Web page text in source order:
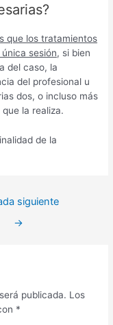
que los tratamientos
sesión, si bien
del caso, la
del profesional u
dos, o incluso más
la realiza.
de la
siguiente
→
publicada. Los
*